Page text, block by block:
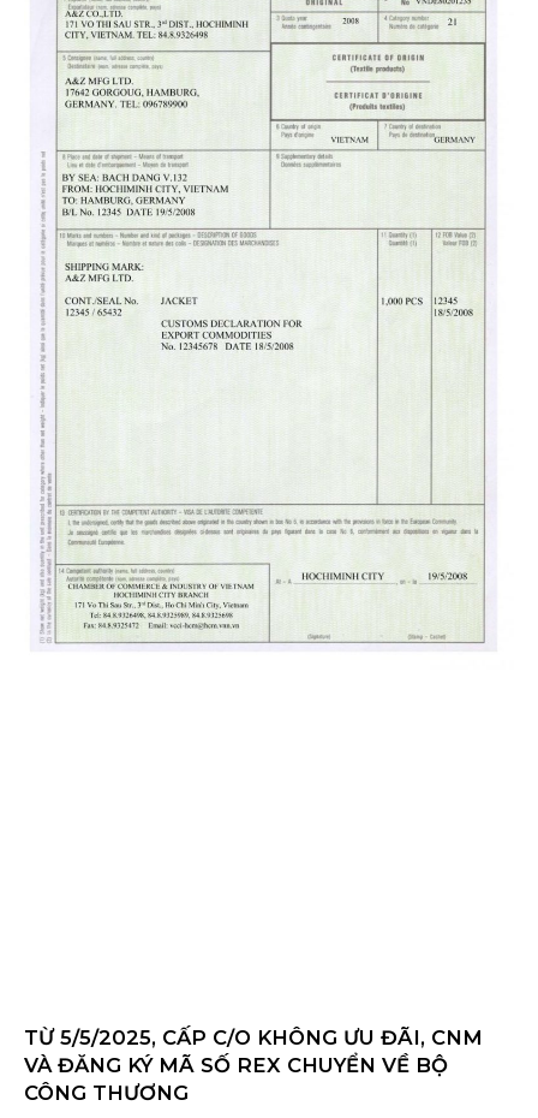
TỪ 5/5/2025, CẤP C/O KHÔNG ƯU ĐÃI, CNM
VÀ ĐĂNG KÝ MÃ SỐ REX CHUYỂN VỀ BỘ
CÔNG THƯƠNG